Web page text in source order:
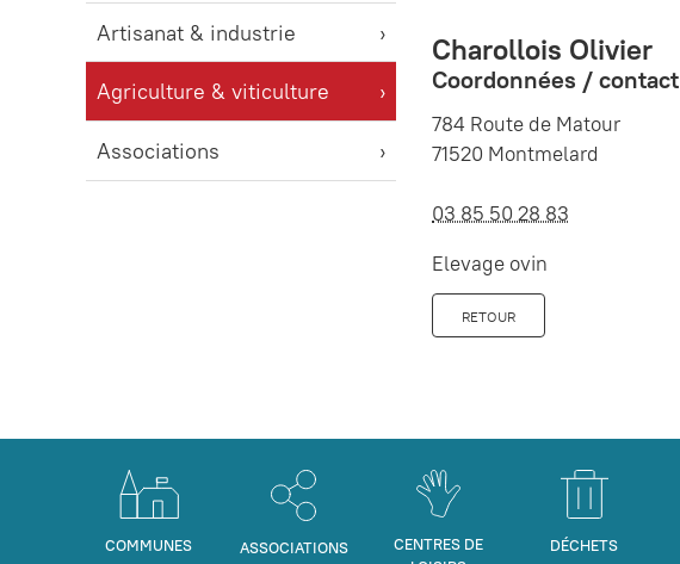
Artisanat & industrie
Agriculture & viticulture
Associations
Charollois Olivier
Coordonnées / contact
784 Route de Matour
71520 Montmelard
03 85 50 28 83
Elevage ovin
RETOUR
COMMUNES ASSOCIATIONS
CENTRES DE
DÉCHETS